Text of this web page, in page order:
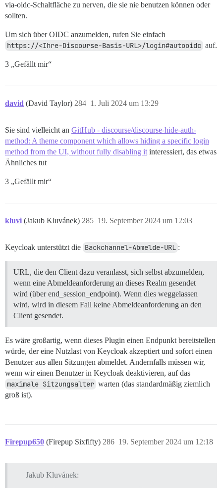
via-oidc-Schaltfläche zu nerven, die sie nie benutzen können oder
sollten.
Um sich über OIDC anzumelden, rufen Sie einfach
https://<Ihre-Discourse-Basis-URL>/login#autooidc auf.
3 „Gefällt mir“
david (David Taylor) 1. Juli 2024 um 13:29
284
Sie sind vielleicht an GitHub - discourse/discourse-hide-auth-
method: A theme component which allows hiding a specific login
method from the UI, without fully disabling it interessiert, das etwas
Ähnliches tut
3 „Gefällt mir“
kluvi (Jakub Kluvánek) 19. September 2024 um 12:03
285
Keycloak unterstützt die Backchannel-Abmelde-URL :
URL, die den Client dazu veranlasst, sich selbst abzumelden,
wenn eine Abmeldeanforderung an dieses Realm gesendet
wird (über end_session_endpoint). Wenn dies weggelassen
wird, wird in diesem Fall keine Abmeldeanforderung an den
Client gesendet.
Es wäre großartig, wenn dieses Plugin einen Endpunkt bereitstellen
würde, der eine Nutzlast von Keycloak akzeptiert und sofort einen
Benutzer aus allen Sitzungen abmeldet. Andernfalls müssen wir,
wenn wir einen Benutzer in Keycloak deaktivieren, auf das
maximale Sitzungsalter warten (das standardmäßig ziemlich
groß ist).
Firepup650 (Firepup Sixfifty) 19. September 2024 um 12:18
286
Jakub Kluvánek: